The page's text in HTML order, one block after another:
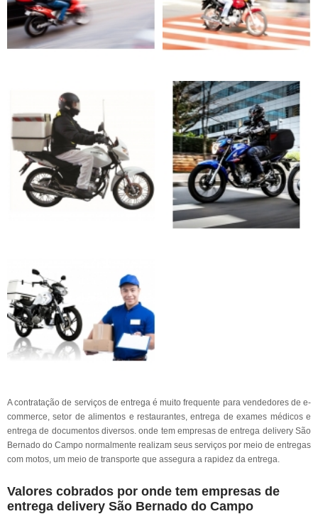
A contratação de serviços de entrega é muito frequente para vendedores de e-
commerce, setor de alimentos e restaurantes, entrega de exames médicos e
entrega de documentos diversos. onde tem empresas de entrega delivery São
Bernado do Campo normalmente realizam seus serviços por meio de entregas
com motos, um meio de transporte que assegura a rapidez da entrega.
Valores cobrados por onde tem empresas de
entrega delivery São Bernado do Campo